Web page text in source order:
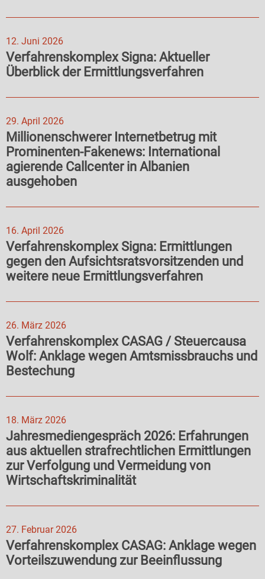
12. Juni 2026
Verfahrenskomplex Signa: Aktueller
Überblick der Ermittlungsverfahren
29. April 2026
Millionenschwerer Internetbetrug mit
Prominenten-Fakenews: International
agierende Callcenter in Albanien
ausgehoben
16. April 2026
Verfahrenskomplex Signa: Ermittlungen
gegen den Aufsichtsratsvorsitzenden und
weitere neue Ermittlungsverfahren
26. März 2026
Verfahrenskomplex CASAG / Steuercausa
Wolf: Anklage wegen Amtsmissbrauchs und
Bestechung
18. März 2026
Jahresmediengespräch 2026: Erfahrungen
aus aktuellen strafrechtlichen Ermittlungen
zur Verfolgung und Vermeidung von
Wirtschaftskriminalität
27. Februar 2026
Verfahrenskomplex CASAG: Anklage wegen
Vorteilszuwendung zur Beeinflussung